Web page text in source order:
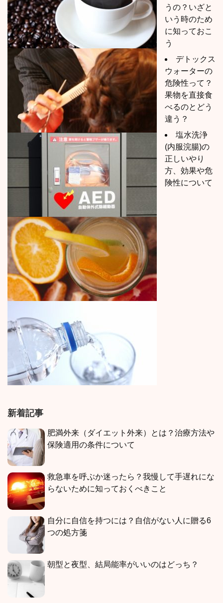
うの？いざと
いう時のため
に知っておこ
う
デトックス
ウォーターの
危険性って？
果物を直接食
べるのとどう
違う？
塩水洗浄
(内服浣腸)の
正しいやり
方、効果や危
険性について
新着記事
肥満外来（ダイエット外来）とは？治療方法や
保険適用の条件について
救急車を呼ぶか迷ったら？我慢して手遅れにな
らないために知っておくべきこと
自分に自信を持つには？自信がない人に贈る6
つの処方箋
朝型と夜型、結局能率がいいのはどっち？